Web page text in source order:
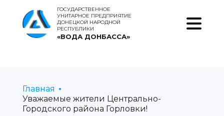
ГОСУДАРСТВЕННОЕ
УНИТАРНОЕ ПРЕДПРИЯТИЕ
ДОНЕЦКОЙ НАРОДНОЙ
РЕСПУБЛИКИ
«ВОДА ДОНБАССА»
Главная
Уважаемые жители Центрально-
Городского района Горловки!